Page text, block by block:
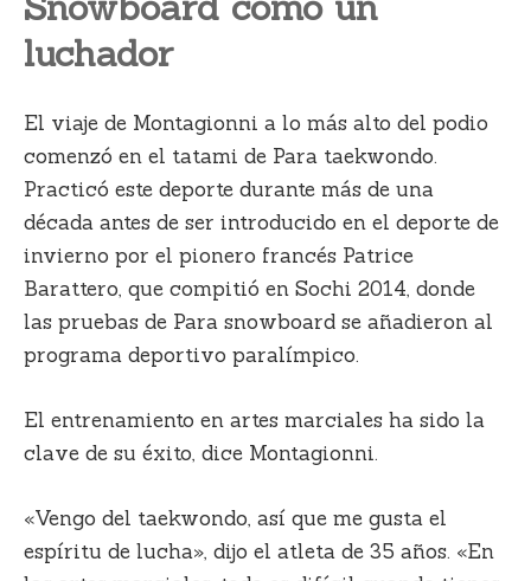
luchador
El viaje de Montagionni a lo más alto del podio
comenzó en el tatami de Para taekwondo.
Practicó este deporte durante más de una
década antes de ser introducido en el deporte de
invierno por el pionero francés Patrice
Barattero, que compitió en Sochi 2014, donde
las pruebas de Para snowboard se añadieron al
programa deportivo paralímpico.
El entrenamiento en artes marciales ha sido la
clave de su éxito, dice Montagionni.
«Vengo del taekwondo, así que me gusta el
espíritu de lucha», dijo el atleta de 35 años. «En